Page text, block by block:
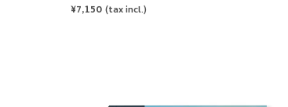
REGULAR
¥7,150 (tax incl.)